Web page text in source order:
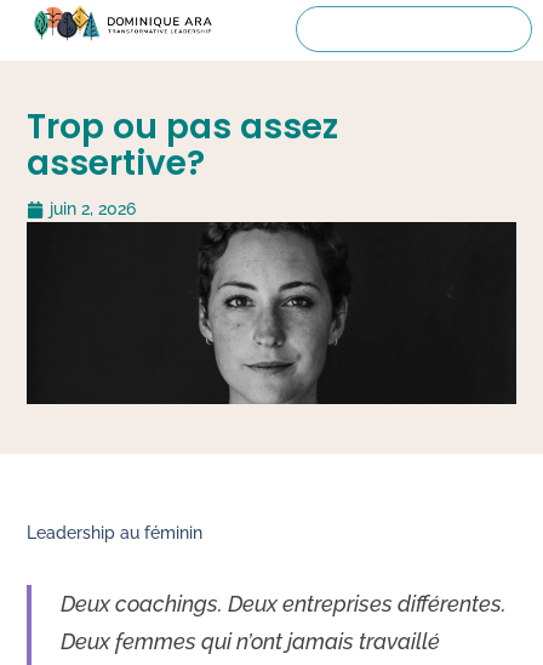
Trop ou pas assez
assertive?
juin 2, 2026
Leadership au féminin
Deux coachings. Deux entreprises différentes.
Deux femmes qui n’ont jamais travaillé